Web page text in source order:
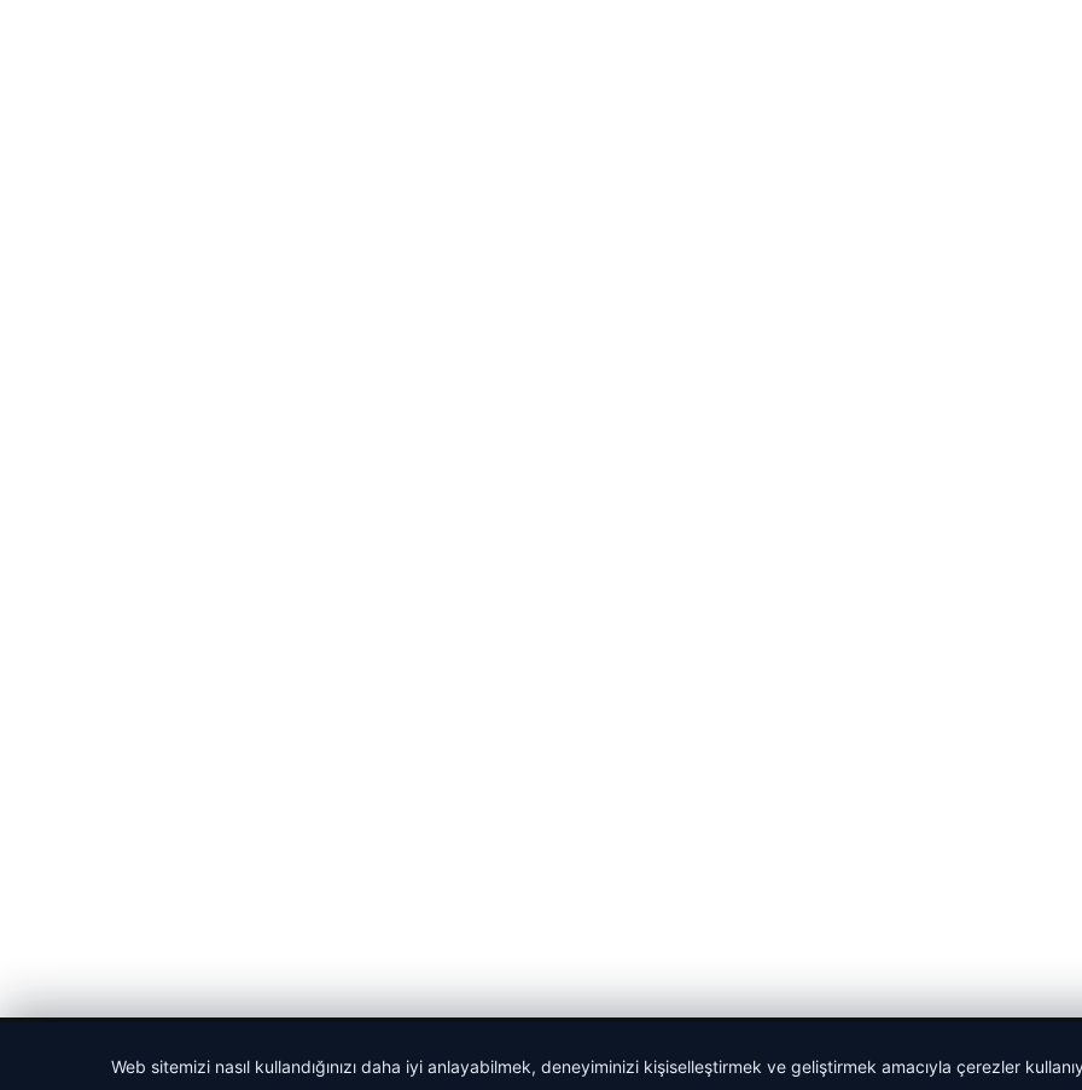
Web sitemizi nasıl kullandığınızı daha iyi anlayabilmek, deneyiminizi kişiselleştirmek ve geliştirmek amacıyla çerezler